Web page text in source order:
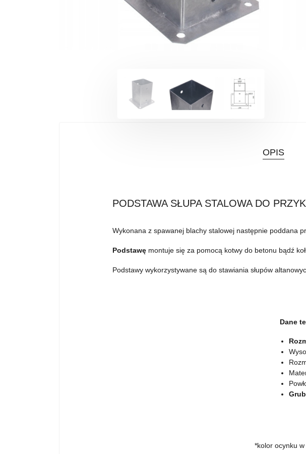
OPIS
PODSTAWA SŁUPA STALOWA DO
Wykonana z spawanej blachy stalowej następnie poddana
Podstawę montuje się za pomocą kotwy do betonu bądź
Podstawy wykorzystywane są do stawiania słupów
Dane
*kolor ocynku w